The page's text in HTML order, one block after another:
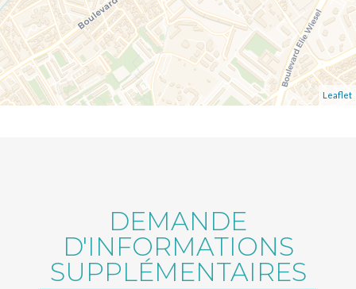
Leaflet
DEMANDE
D'INFORMATIONS
SUPPLÉMENTAIRES